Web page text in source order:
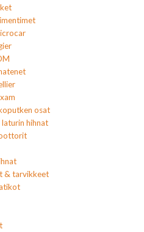
osat
hihnat
& tarvikkeet